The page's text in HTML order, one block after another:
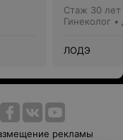
Стаж 30 лет
Гинеколог
ЛОДЭ
рекламы